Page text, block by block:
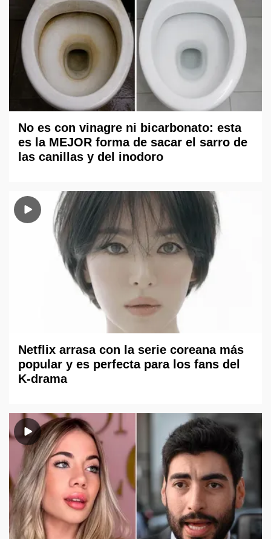
No es con vinagre ni bicarbonato: esta
es la MEJOR forma de sacar el sarro de
las canillas y del inodoro
Netflix arrasa con la serie coreana más
popular y es perfecta para los fans del
K-drama